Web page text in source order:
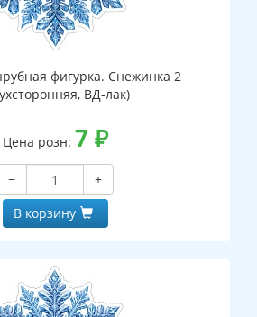
фигурка. Снежинка 2
ВД-лак)
Цена розн: 7 ₽
−
+
В корзину